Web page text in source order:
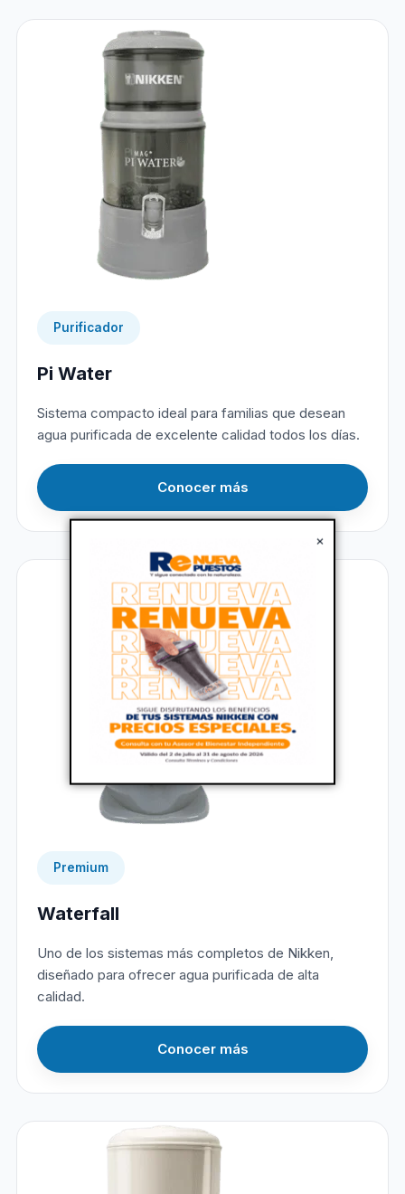
×
Purificador
Pi Water
Sistema compacto ideal para familias que desean
agua purificada de excelente calidad todos los días.
Conocer más
Premium
Waterfall
Uno de los sistemas más completos de Nikken,
diseñado para ofrecer agua purificada de alta
calidad.
Conocer más